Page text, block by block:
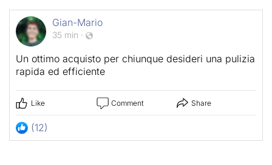
Gian-Mario
35 min ·
Un ottimo acquisto per chiunque desideri una pulizia
rapida ed efficiente
Like Comment Share
(12)